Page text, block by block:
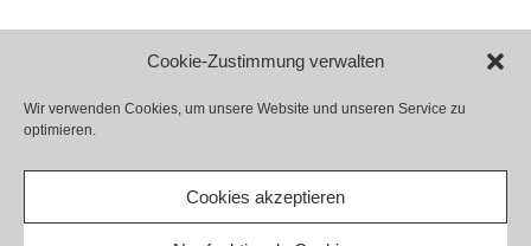
Cookie-Zustimmung verwalten
Wir verwenden Cookies, um unsere Website und unseren Service zu
optimieren.
Cookies akzeptieren
Kontakt
Haftungsausschluss Cookie-Richtlinie (EU)